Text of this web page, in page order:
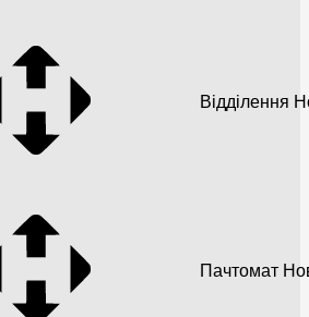
Відділення
Пачтомат